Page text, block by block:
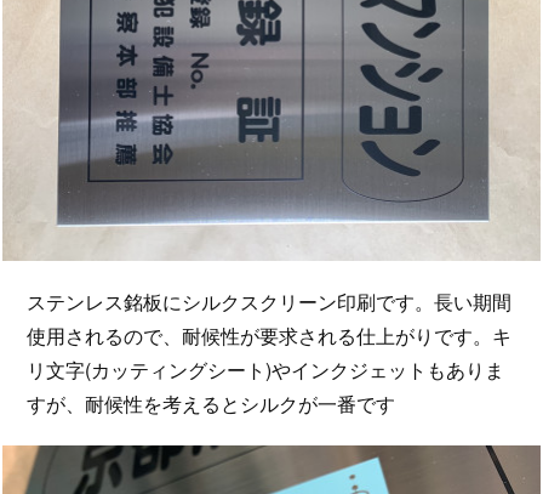
ステンレス銘板にシルクスクリーン印刷です。長い期間
使用されるので、耐候性が要求される仕上がりです。キ
リ文字(カッティングシート)やインクジェットもありま
すが、耐候性を考えるとシルクが一番です